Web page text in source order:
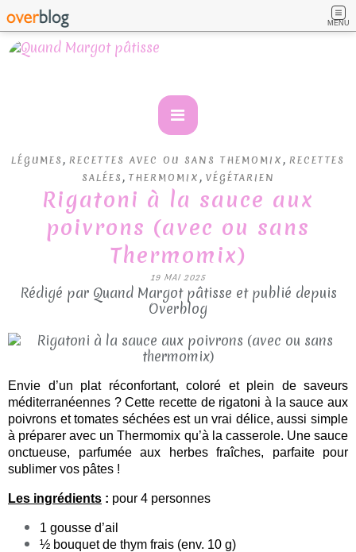
MENU
LÉGUMES , RECETTES AVEC OU SANS THEMOMIX , RECETTES
SALÉES , THERMOMIX , VÉGÉTARIEN
Rigatoni à la sauce aux
poivrons (avec ou sans
Thermomix)
19 MAI 2025
Rédigé par Quand Margot pâtisse et publié depuis
Overblog
Envie d’un plat réconfortant, coloré et plein de saveurs
méditerranéennes ? Cette recette de rigatoni à la sauce aux
poivrons et tomates séchées est un vrai délice, aussi simple
à préparer avec un Thermomix qu’à la casserole. Une sauce
onctueuse, parfumée aux herbes fraîches, parfaite pour
sublimer vos pâtes !
Les ingrédients : pour 4 personnes
1 gousse d’ail
½ bouquet de thym frais (env. 10 g)